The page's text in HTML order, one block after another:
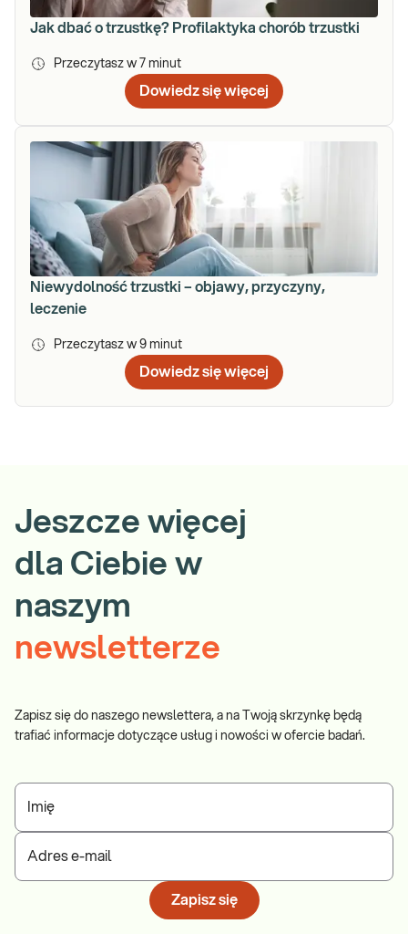
Jak dbać o trzustkę? Profilaktyka chorób trzustki
Przeczytasz w 7 minut
Dowiedz się więcej
Niewydolność trzustki – objawy, przyczyny,
leczenie
Przeczytasz w 9 minut
Dowiedz się więcej
Jeszcze więcej
dla Ciebie w
naszym
newsletterze
Zapisz się do naszego newslettera, a na Twoją skrzynkę będą
trafiać informacje dotyczące usług i nowości w ofercie badań.
Imię
Adres e-mail
Zapisz się